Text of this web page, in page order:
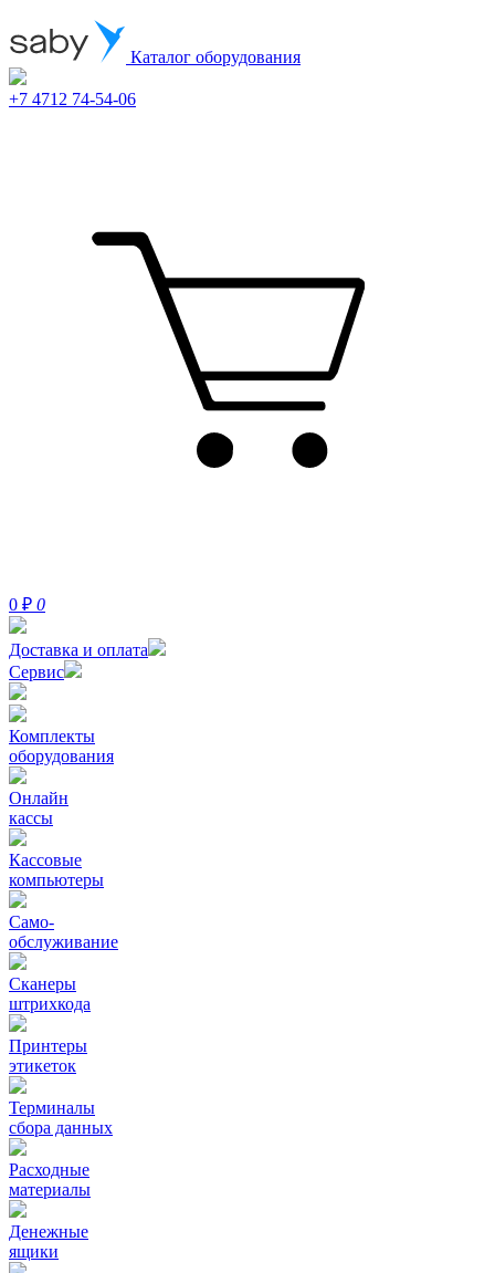
Каталог оборудования
+7 4712 74-54-06
0 ₽ 0
Доставка и оплата
Сервис
Комплекты
оборудования
Онлайн
кассы
Кассовые
компьютеры
Само-
обслуживание
Сканеры
штрихкода
Принтеры
этикеток
Терминалы
сбора данных
Расходные
материалы
Денежные
ящики